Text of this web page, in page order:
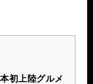
初上陸グルメ